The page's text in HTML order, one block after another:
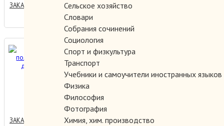
Сельское хозяйство
Словари
Собрания сочинений
Социология
Спорт и физкультура
Транспорт
Учебники и самоучители иностранных языков
Физика
Философия
Фотография
Химия, хим. производство
ЗАКАЗАТЬ
Артур - полководец. За
далью волн
250.00 руб.
ЗАКАЗАТЬ